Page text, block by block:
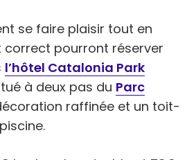
se faire plaisir tout en
pourront réserver
l’hôtel Catalonia Park
à deux pas du Parc
raffinée et un toit-